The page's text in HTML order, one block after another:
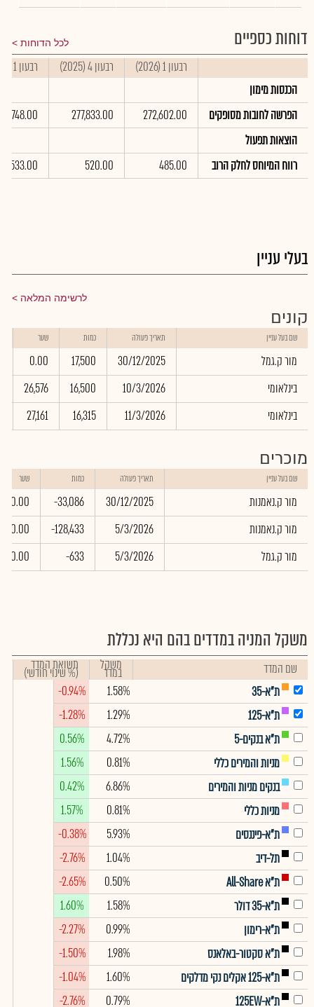
דוחות כספיים לכל הדוחות
רבעון 1 (2026) רבעון 4 (2025)
רבעון 1 (2025)
הכנסות מימון
הפרשה לחובות מסופקים
272,602.00
277,833.00
הוצאות תפעול
רווח המיוחס לחלק הרוב
485.00
520.00
533.00
בעלי עניין
לרשימה המלאה
קונים
שם בעל עניין תאריך פעולה כמות שער
מור ק.גמל 30/12/2025
17,500
0.00
בינלאומי
10/3/2026
16,500
26,576
בינלאומי
11/3/2026
16,315
27,161
מוכרים
שם בעל עניין תאריך פעולה כמות שער
מור ק.נאמנות 30/12/2025
-33,086
0.00
מור ק.נאמנות
5/3/2026
-128,433
0.00
מור ק.גמל
5/3/2026
-633
0.00
משקל המניה במדדים בהם היא נכללת
שם המדד משקל
במדד תשואת המדד
(% שינוי חודשי)
ת"א-35
1.58%
-0.94%
ת"א-125
1.29%
-1.28%
ת"א בנקים-5
4.72%
0.56%
מניות והמירים כללי
0.81%
1.56%
בנקים מניות והמירים
6.86%
0.42%
מניות כללי
0.81%
1.57%
ת"א-פיננסים
5.93%
-0.38%
תל-דיב
1.04%
-2.76%
ת"א All-Share
0.50%
-2.65%
ת"א-35 דולר
1.58%
1.60%
ת"א-רימון
0.99%
-2.27%
ת"א סקטור-באלאנס
1.98%
-1.50%
ת"א-125 אקלים נקי מדלקים
1.60%
-1.04%
ת"א-125EW
0.79%
-2.76%